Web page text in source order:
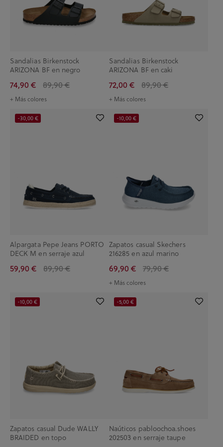
Sandalias Birkenstock
ARIZONA BF en negro
74,90 € 89,90 €
+ Más colores
Sandalias Birkenstock
ARIZONA BF en caki
72,00 € 89,90 €
+ Más colores
Alpargata Pepe Jeans PORTO
DECK M en serraje azul
59,90 € 89,90 €
-30,00 €
Zapatos casual Skechers
216285 en azul marino
69,90 € 79,90 €
+ Más colores
-10,00 €
Zapatos casual Dude WALLY
BRAIDED en topo
-10,00 €
Naúticos pabloochoa.shoes
202503 en serraje taupe
-5,00 €